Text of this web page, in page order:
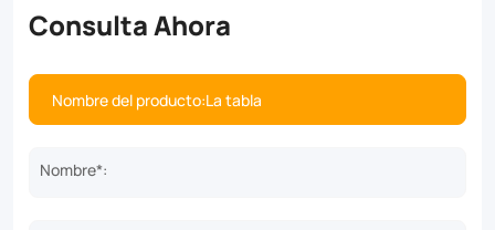
Consulta Ahora
Nombre*: